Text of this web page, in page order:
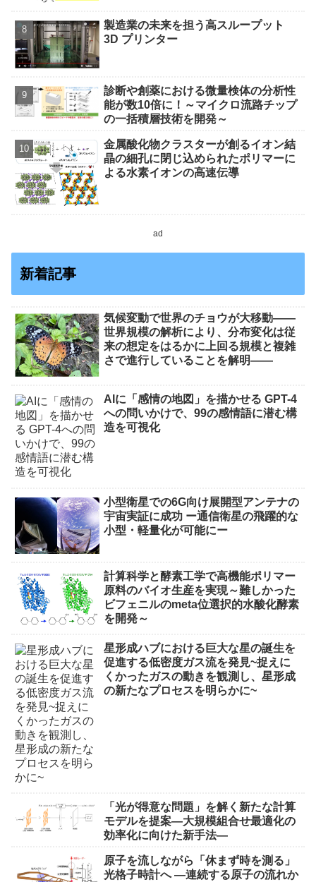
製造業の未来を担う高スループット
3D プリンター
診断や創薬における微量検体の分析性
能が数10倍に！～マイクロ流路チップ
の一括積層技術を開発～
金属酸化物クラスターが創るイオン結
晶の細孔に閉じ込められたポリマーに
よる水素イオンの高速伝導
ad
新着記事
気候変動で世界のチョウが大移動――
世界規模の解析により、分布変化は従
来の想定をはるかに上回る規模と複雑
さで進行していることを解明――
AIに「感情の地図」を描かせる GPT-4
への問いかけで、99の感情語に潜む構
造を可視化
小型衛星での6G向け展開型アンテナの
宇宙実証に成功 ー通信衛星の飛躍的な
小型・軽量化が可能にー
計算科学と酵素工学で高機能ポリマー
原料のバイオ生産を実現～難しかった
ビフェニルのmeta位選択的水酸化酵素
を開発～
星形成ハブにおける巨大な星の誕生を
促進する低密度ガス流を発見~捉えに
くかったガスの動きを観測し、星形成
の新たなプロセスを明らかに~
「光が得意な問題」を解く新たな計算
モデルを提案―大規模組合せ最適化の
効率化に向けた新手法―
原子を流しながら「休まず時を測る」
光格子時計へ ―連続する原子の流れか